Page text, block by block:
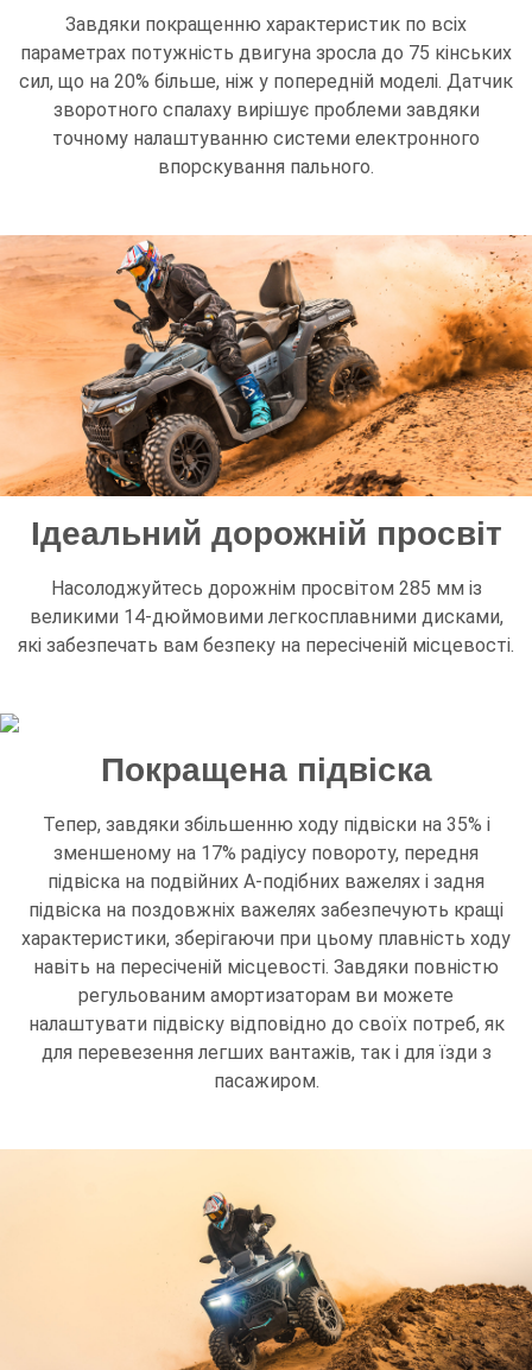
Завдяки покращенню характеристик по всіх
параметрах потужність двигуна зросла до 75 кінських
сил, що на 20% більше, ніж у попередній моделі. Датчик
зворотного спалаху вирішує проблеми завдяки
точному налаштуванню системи електронного
впорскування пального.
Ідеальний дорожній просвіт
Насолоджуйтесь дорожнім просвітом 285 мм із
великими 14-дюймовими легкосплавними дисками,
які забезпечать вам безпеку на пересіченій місцевості.
Покращена підвіска
Тепер, завдяки збільшенню ходу підвіски на 35% і
зменшеному на 17% радіусу повороту, передня
підвіска на подвійних А-подібних важелях і задня
підвіска на поздовжніх важелях забезпечують кращі
характеристики, зберігаючи при цьому плавність ходу
навіть на пересіченій місцевості. Завдяки повністю
регульованим амортизаторам ви можете
налаштувати підвіску відповідно до своїх потреб, як
для перевезення легших вантажів, так і для їзди з
пасажиром.